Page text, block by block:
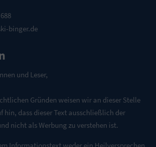
binger.de
und Leser,
Gründen weisen wir an dieser Stelle
hin, dass dieser Text ausschließlich der
nicht als Werbung zu verstehen ist.